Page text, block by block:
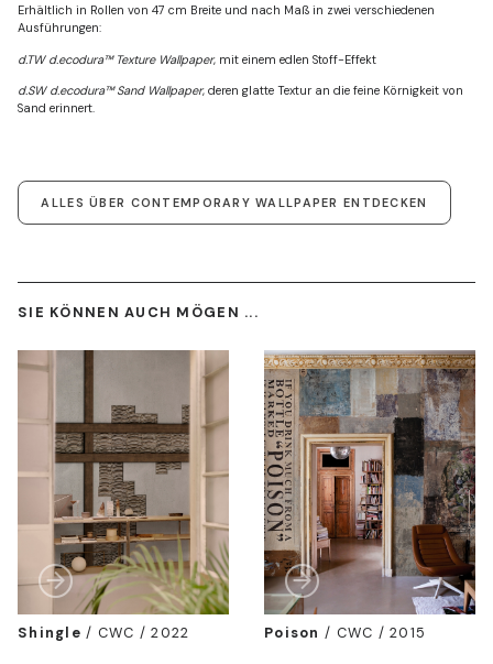
Erhältlich in Rollen von 47 cm Breite und nach Maß in zwei verschiedenen
Ausführungen:
d.TW d.ecodura™ Texture Wallpaper, mit einem edlen Stoff-Effekt
d.SW d.ecodura™ Sand Wallpaper, deren glatte Textur an die feine Körnigkeit von
Sand erinnert.
ALLES ÜBER CONTEMPORARY WALLPAPER ENTDECKEN
SIE KÖNNEN AUCH MÖGEN ...
Shingle / CWC / 2022 Poison / CWC / 2015